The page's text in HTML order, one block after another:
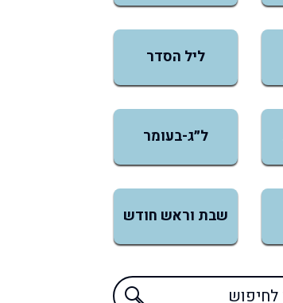
ליל הסדר
ל״ג-בעומר
שבת וראש חודש